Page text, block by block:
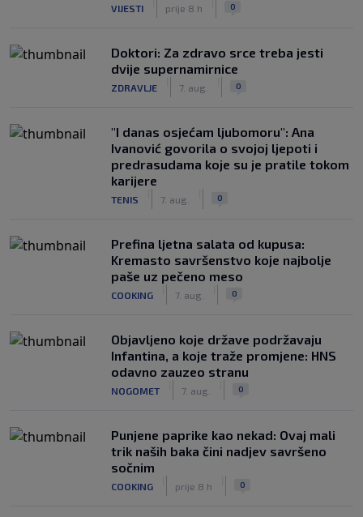
VIJESTI prije 8 h 0
Doktori: Za zdravo srce treba jesti
dvije supernamirnice
ZDRAVLJE 7. aug. 0
"I danas osjećam ljubomoru": Ana
Ivanović govorila o svojoj ljepoti i
predrasudama koje su je pratile tokom
karijere
TENIS 7. aug. 0
Prefina ljetna salata od kupusa:
Kremasto savršenstvo koje najbolje
paše uz pečeno meso
COOKING 7. aug. 0
Objavljeno koje države podržavaju
Infantina, a koje traže promjene: HNS
odavno zauzeo stranu
NOGOMET 7. aug. 0
Punjene paprike kao nekad: Ovaj mali
trik naših baka čini nadjev savršeno
sočnim
COOKING prije 8 h 0